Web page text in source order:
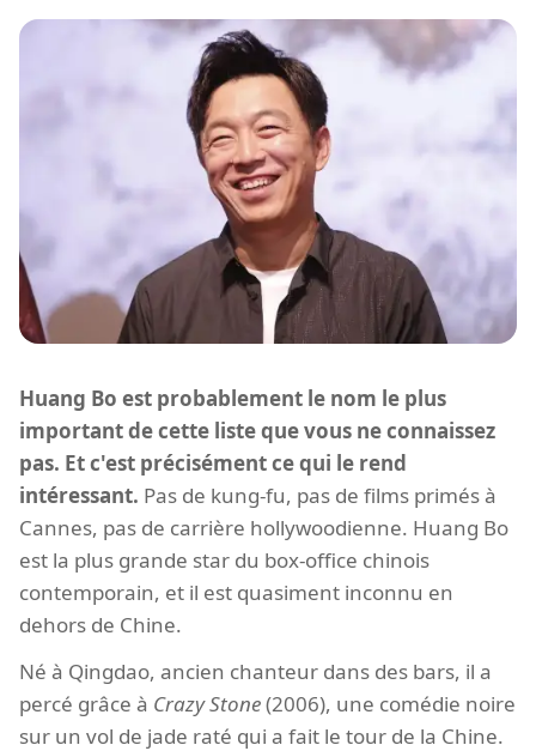
Huang Bo est probablement le nom le plus
important de cette liste que vous ne connaissez
pas. Et c'est précisément ce qui le rend
intéressant. Pas de kung-fu, pas de films primés à
Cannes, pas de carrière hollywoodienne. Huang Bo
est la plus grande star du box-office chinois
contemporain, et il est quasiment inconnu en
dehors de Chine.
Né à Qingdao, ancien chanteur dans des bars, il a
percé grâce à Crazy Stone(2006), une comédie noire
sur un vol de jade raté qui a fait le tour de la Chine.